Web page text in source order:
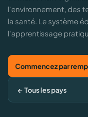
l'environnement, des
la santé. Le système
l'apprentissage
Commencez par
← Tous les pays